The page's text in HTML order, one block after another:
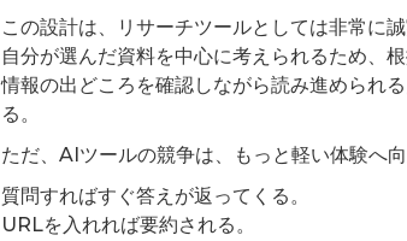
この設計は、リサーチツールとしては非常に誠
自分が選んだ資料を中心に考えられるため、
情報の出どころを確認しながら読み進められ
る。
ただ、AIツールの競争は、もっと軽い体験へ向
質問すればすぐ答えが返ってくる。
URLを入れれば要約される。